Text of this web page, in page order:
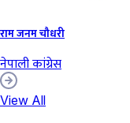
राम जनम चौधरी
नेपाली कांग्रेस
View All